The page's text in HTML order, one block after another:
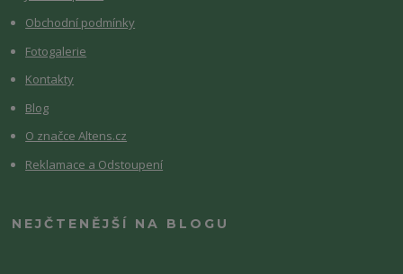
Obchodní podmínky
Fotogalerie
Kontakty
Blog
O značce Altens.cz
Reklamace a Odstoupení
NEJČTENĚJŠÍ NA BLOGU